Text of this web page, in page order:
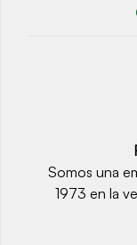
Somos una
1973 en la